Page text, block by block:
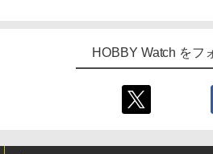
HOBBY Watch をフ